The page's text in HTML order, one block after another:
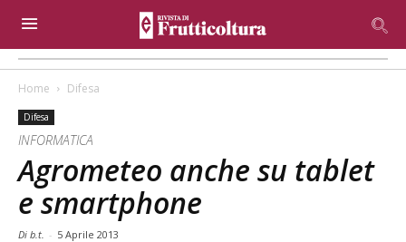
Home Difesa
Difesa
INFORMATICA
Agrometeo anche su tablet
e smartphone
Di b.t. - 5 Aprile 2013